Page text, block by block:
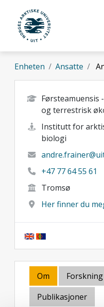
Gå til hovedinnhold
UiT Norges
Enheten Ansatte
Førsteamuensis
og terrestrisk
Institutt for
biologi
+47 77 64 55 61
Tromsø
Her finner du
Om
Publikasjoner